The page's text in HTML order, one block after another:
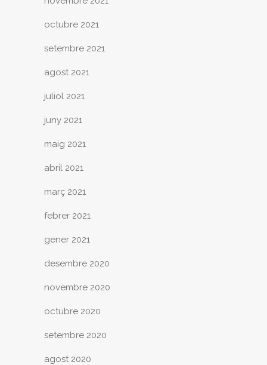
octubre 2021
setembre 2021
agost 2021
juliol 2021
juny 2021
maig 2021
abril 2021
març 2021
febrer 2021
gener 2021
desembre 2020
novembre 2020
octubre 2020
setembre 2020
agost 2020